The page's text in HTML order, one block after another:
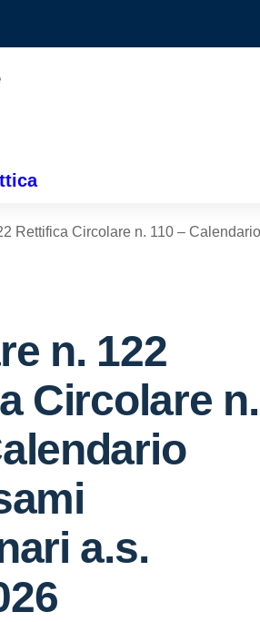
Rettifica Circolare n. 110 –
n. 122
Circolare n.
a.s.